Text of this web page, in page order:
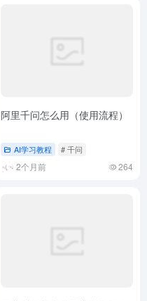
阿里千问怎么用（使用流程）
AI学习教程 # 千问
2个月前 264